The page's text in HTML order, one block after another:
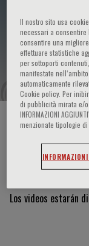
European
- Course
evolution
HOME PAGE /
Vídeos y
Los videos estarán
Il nostro sito usa
necessari a
consentire una
effettuare statistiche
per sottoporti
manifestate
automaticamente
Cookie policy. Per
di pubblicità mirata e/
INFORMAZIONI
menzionate tipologie di